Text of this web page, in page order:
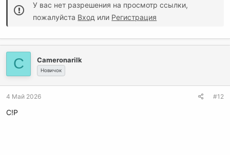
У вас нет разрешения на просмотр ссылки,
пожалуйста Вход или Регистрация
C Cameronarilk
Новичок
4 Май 2026 #12
C!P